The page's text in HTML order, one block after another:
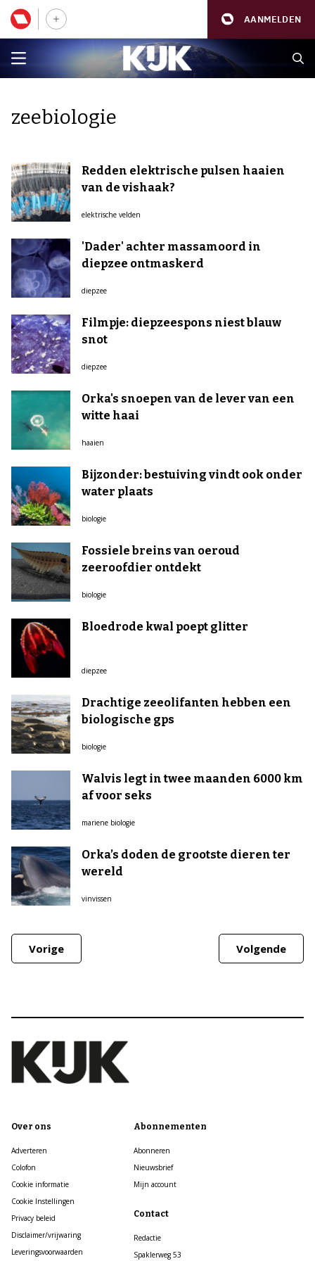
AANMELDEN
zeebiologie
Redden elektrische pulsen haaien
van de vishaak?
elektrische velden
'Dader' achter massamoord in
diepzee ontmaskerd
diepzee
Filmpje: diepzeespons niest blauw
snot
diepzee
Orka's snoepen van de lever van een
witte haai
haaien
Bijzonder: bestuiving vindt ook onder
water plaats
biologie
Fossiele breins van oeroud
zeeroofdier ontdekt
biologie
Bloedrode kwal poept glitter
diepzee
Drachtige zeeolifanten hebben een
biologische gps
biologie
Walvis legt in twee maanden 6000 km
af voor seks
mariene biologie
Orka’s doden de grootste dieren ter
wereld
vinvissen
Vorige Volgende
Over ons
Adverteren
Colofon
Cookie informatie
Cookie Instellingen
Privacy beleid
Disclaimer/vrijwaring
Leveringsvoorwaarden
Abonnementen
Abonneren
Nieuwsbrief
Mijn account
Contact
Redactie
Spaklerweg 53